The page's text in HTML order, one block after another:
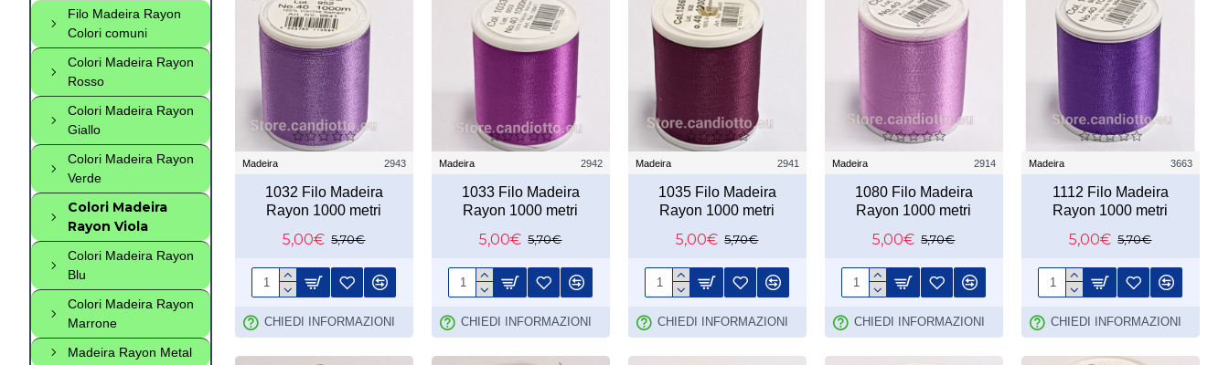
Filo Madeira Rayon
Colori comuni
Colori Madeira Rayon
Rosso
Colori Madeira Rayon
Giallo
Colori Madeira Rayon
Verde
Colori Madeira
Rayon Viola
Colori Madeira Rayon
Blu
Colori Madeira Rayon
Marrone
Madeira Rayon Metal
Madeira 2943
1032 Filo Madeira
Rayon 1000 metri
5,00€ 5,70€
CHIEDI INFORMAZIONI
Madeira 2942
1033 Filo Madeira
Rayon 1000 metri
5,00€ 5,70€
CHIEDI INFORMAZIONI
Madeira 2941
1035 Filo Madeira
Rayon 1000 metri
5,00€ 5,70€
CHIEDI INFORMAZIONI
Madeira 2914
1080 Filo Madeira
Rayon 1000 metri
5,00€ 5,70€
CHIEDI INFORMAZIONI
Madeira 3663
1112 Filo Madeira
Rayon 1000 metri
5,00€ 5,70€
CHIEDI INFORMAZIONI